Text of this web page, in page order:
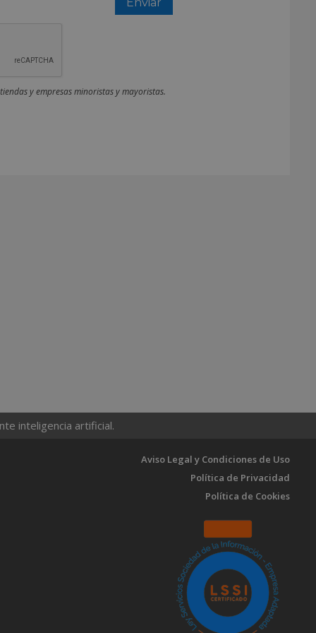
y empresas minoristas y mayoristas.
inteligencia artificial.
Aviso Legal y Condiciones de Uso
Política de Privacidad
Política de Cookies